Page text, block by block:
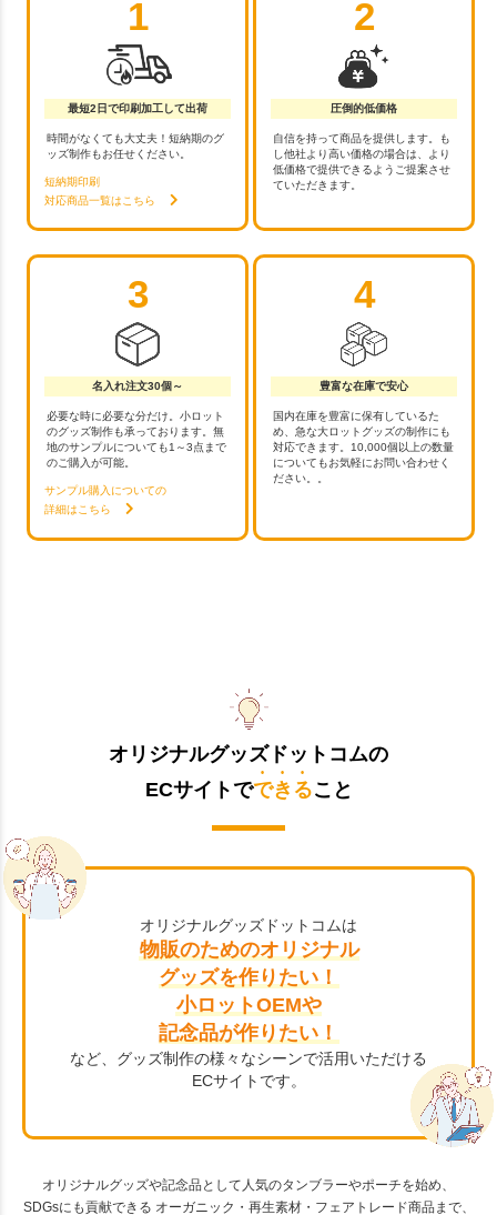
1
最短2日で印刷加工して出荷
時間がなくても大丈夫！短納期のグ
ッズ制作もお任せください。
短納期印刷
対応商品一覧はこちら
2
圧倒的低価格
自信を持って商品を提供します。も
し他社より高い価格の場合は、より
低価格で提供できるようご提案させ
ていただきます。
3
名入れ注文30個～
必要な時に必要な分だけ。小ロット
のグッズ制作も承っております。無
地のサンプルについても1～3点まで
のご購入が可能。
サンプル購入についての
詳細はこちら
4
豊富な在庫で安心
国内在庫を豊富に保有しているた
め、急な大ロットグッズの制作にも
対応できます。10,000個以上の数量
についてもお気軽にお問い合わせく
ださい。。
オリジナルグッズドットコムの
ECサイトでできること
オリジナルグッズドットコムは
物販のためのオリジナル
グッズを作りたい！
小ロットOEMや
記念品が作りたい！
など、グッズ制作の様々なシーンで活用いただける
ECサイトです。
オリジナルグッズや記念品として人気のタンブラーやポーチを始め、
SDGsにも貢献できる オーガニック・再生素材・フェアトレード商品まで、